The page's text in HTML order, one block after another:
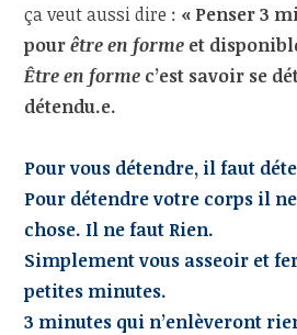
ça veut aussi dire : « Penser 3
pourêtre en forme et
Être en forme c’est savoir se
détendu.e.
Pour vous détendre, il faut
Pour détendre votre corps il
chose. Il ne faut Rien.
Simplement vous asseoir et
petites minutes.
3 minutes qui n’enlèveront